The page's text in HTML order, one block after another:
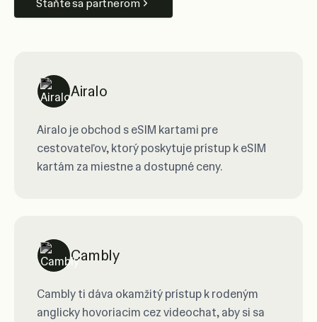
Staňte sa partnerom
Airalo
Airalo je obchod s eSIM kartami pre
cestovateľov, ktorý poskytuje prístup k eSIM
kartám za miestne a dostupné ceny.
Cambly
Cambly ti dáva okamžitý prístup k rodeným
anglicky hovoriacim cez videochat, aby si sa